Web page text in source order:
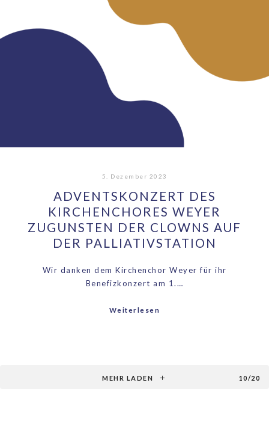
5. Dezember 2023
ADVENTSKONZERT DES
KIRCHENCHORES WEYER
ZUGUNSTEN DER CLOWNS AUF
DER PALLIATIVSTATION
Wir danken dem Kirchenchor Weyer für ihr
Benefizkonzert am 1.…
Weiterlesen
MEHR LADEN 10/20